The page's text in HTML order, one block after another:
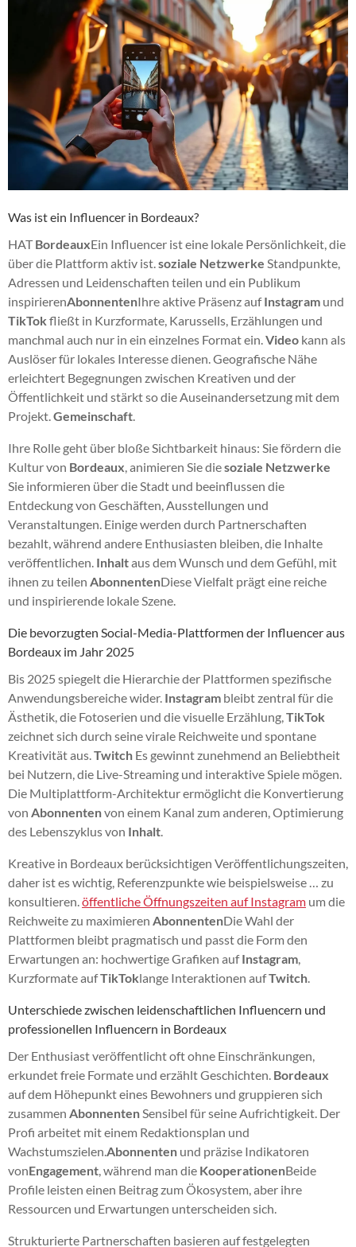
Was ist ein Influencer in Bordeaux?
HATBordeauxEin Influencer ist eine lokale Persönlichkeit, die
über die Plattform aktiv ist.soziale Netzwerke Standpunkte,
Adressen und Leidenschaften teilen und ein Publikum
inspirierenAbonnentenIhre aktive Präsenz aufInstagram und
TikTok fließt in Kurzformate, Karussells, Erzählungen und
manchmal auch nur in ein einzelnes Format ein.Video kann als
Auslöser für lokales Interesse dienen. Geografische Nähe
erleichtert Begegnungen zwischen Kreativen und der
Öffentlichkeit und stärkt so die Auseinandersetzung mit dem
Projekt.Gemeinschaft.
Ihre Rolle geht über bloße Sichtbarkeit hinaus: Sie fördern die
Kultur von Bordeaux, animieren Sie diesoziale Netzwerke
Sie informieren über die Stadt und beeinflussen die
Entdeckung von Geschäften, Ausstellungen und
Veranstaltungen. Einige werden durch Partnerschaften
bezahlt, während andere Enthusiasten bleiben, die Inhalte
veröffentlichen. Inhaltaus dem Wunsch und dem Gefühl, mit
ihnen zu teilen AbonnentenDiese Vielfalt prägt eine reiche
und inspirierende lokale Szene.
Die bevorzugten Social-Media-Plattformen der Influencer aus
Bordeaux im Jahr 2025
Bis 2025 spiegelt die Hierarchie der Plattformen spezifische
Anwendungsbereiche wider. Instagram bleibt zentral für die
Ästhetik, die Fotoserien und die visuelle Erzählung,TikTok
zeichnet sich durch seine virale Reichweite und spontane
Kreativität aus.Twitch Es gewinnt zunehmend an Beliebtheit
bei Nutzern, die Live-Streaming und interaktive Spiele mögen.
Die Multiplattform-Architektur ermöglicht die Konvertierung
von Abonnentenvon einem Kanal zum anderen, Optimierung
des Lebenszyklus von Inhalt.
Kreative in Bordeaux berücksichtigen Veröffentlichungszeiten,
daher ist es wichtig, Referenzpunkte wie beispielsweise … zu
konsultieren.öffentliche Öffnungszeiten auf Instagram um die
Reichweite zu maximieren AbonnentenDie Wahl der
Plattformen bleibt pragmatisch und passt die Form den
Erwartungen an: hochwertige Grafiken aufInstagram,
Kurzformate aufTikToklange Interaktionen aufTwitch.
Unterschiede zwischen leidenschaftlichen Influencern und
professionellen Influencern in Bordeaux
Der Enthusiast veröffentlicht oft ohne Einschränkungen,
erkundet freie Formate und erzählt Geschichten. Bordeaux
auf dem Höhepunkt eines Bewohners und gruppieren sich
zusammen AbonnentenSensibel für seine Aufrichtigkeit. Der
Profi arbeitet mit einem Redaktionsplan und
Wachstumszielen.Abonnenten und präzise Indikatoren
vonEngagement, während man die KooperationenBeide
Profile leisten einen Beitrag zum Ökosystem, aber ihre
Ressourcen und Erwartungen unterscheiden sich.
Strukturierte Partnerschaften basieren auf festgelegten